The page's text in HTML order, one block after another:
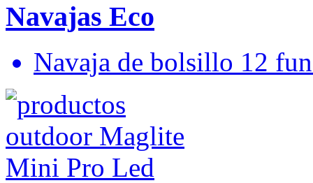
Navajas Eco
Navaja de bolsillo 12